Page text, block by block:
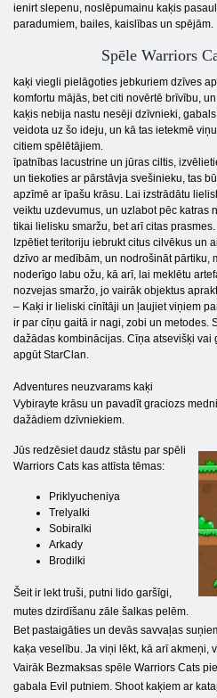
ienirt slepenu, noslēpumainu kaķis
paradumiem, bailes, kaislības un spējām.
Spēle Warriors
kaķi viegli pielāgoties jebkuriem dzīves
komfortu mājās, bet citi novērtē brīvību,
kaķis nebija nastu nesēji dzīvnieki,
veidota uz šo ideju, un kā tas ietekmē
citiem spēlētājiem.
īpatnības lacustrine un jūras ciltis,
un tiekoties ar pārstāvja svešinieku, tas
apzīmē ar īpašu krāsu. Lai izstrādātu
veiktu uzdevumus, un uzlabot pēc katras
tikai lielisku smaržu, bet arī citas prasmes.
Izpētiet teritoriju iebrukt citus cilvēkus un
dzīvo ar medībām, un nodrošināt pārtiku,
noderīgo labu ožu, kā arī, lai meklētu
nozvejas smaržo, jo vairāk objektus
– Kaķi ir lieliski cīnītāji un ļaujiet viņiem
ir par cīņu gaitā ir nagi, zobi un metodes.
dažādas kombinācijas. Cīņa atsevišķi vai
apgūt StarClan.
Adventures neuzvarams kaķi
Vybirayte krāsu un pavadīt graciozs
dažādiem dzīvniekiem.
Jūs redzēsiet daudz stāstu par spēli
Warriors Cats kas attīsta tēmas:
Priklyucheniya
Trelyalki
Sobiralki
Arkady
Brodilki
Šeit ir lekt truši, putni lido garšīgi,
mutes dzirdīšanu zāle šalkas pelēm.
Bet pastaigāties un devās savvaļas
kaķa veselību. Ja viņi lēkt, kā arī akmeņi,
Vairāk Bezmaksas spēle Warriors Cats
gabala Evil putniem. Shoot kaķiem ar